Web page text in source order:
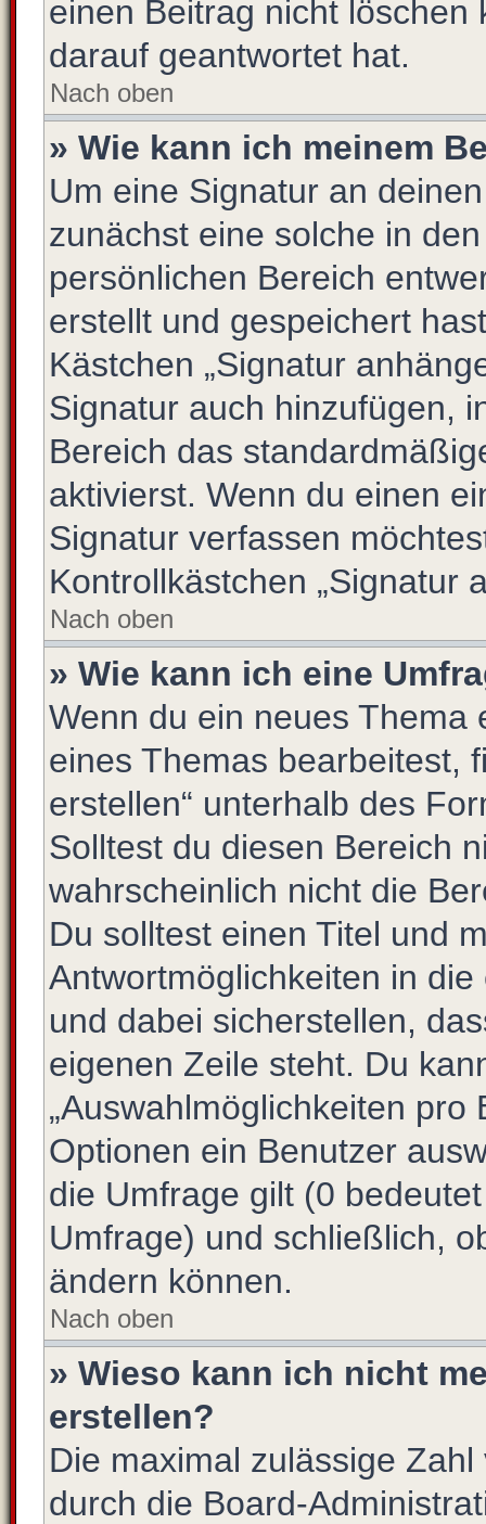
einen Beitrag nicht
darauf geantwortet hat.
Nach oben
» Wie kann ich meinem
Um eine Signatur an
zunächst eine solche in
persönlichen Bereich
erstellt und gespeichert
Kästchen „Signatur
Signatur auch hinzufügen,
Bereich das
aktivierst. Wenn du einen
Signatur verfassen
Kontrollkästchen „Signatur
Nach oben
» Wie kann ich eine
Wenn du ein neues Thema
eines Themas bearbeitest,
erstellen“ unterhalb des
Solltest du diesen Bereich
wahrscheinlich nicht die
Du solltest einen Titel und
Antwortmöglichkeiten in
und dabei sicherstellen,
eigenen Zeile steht. Du
„Auswahlmöglichkeiten pro
Optionen ein Benutzer
die Umfrage gilt (0
Umfrage) und schließlich,
ändern können.
Nach oben
» Wieso kann ich nicht
erstellen?
Die maximal zulässige
durch die Board-